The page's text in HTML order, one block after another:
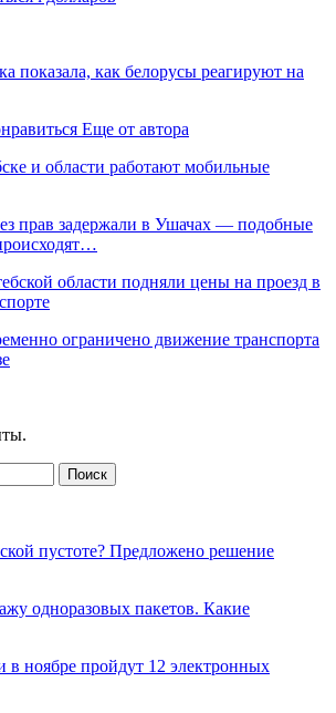
показала, как белорусы реагируют на
Еще от автора
и области работают мобильные
прав задержали в Ушачах — подобные
области подняли цены на проезд в
ограничено движение транспорта
пустоте? Предложено решение
одноразовых пакетов. Какие
в ноябре пройдут 12 электронных